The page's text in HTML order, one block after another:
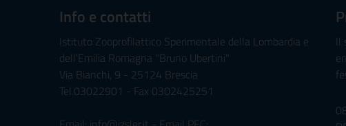
Info e contatti
Istituto Zooprofilattico Sperimentale della Lombardia e
dell'Emilia Romagna "Bruno Ubertini"
Via Bianchi, 9 - 25124 Brescia
Tel.03022901 - Fax 0302425251